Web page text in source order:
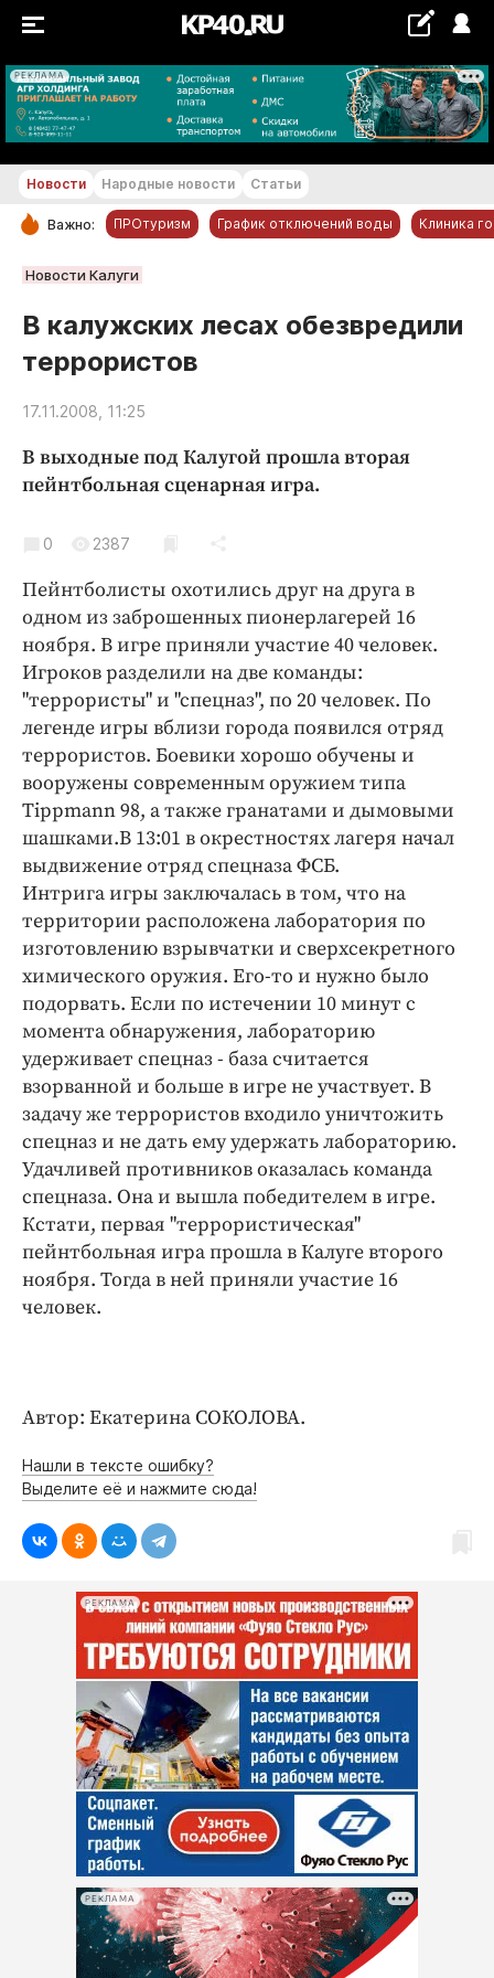
РЕКЛАМА
+16...+17 °С
РУБРИКИ
Новости компаний
Статьи
Народные новости
Благоустройство
Культура
Недвижимость и ЖКХ
Образование
Общество
Погода
Праздники
Происшествия
Спорт
Экономика и бизнес
ПРОЕКТЫ
Блоги
Издания
Медиаперсона
Интересное чтиво
Клиника года
Бренд года
Работодатель года
Новости Народные новости Статьи
Важно: ПРОтуризм График отключений воды Клиника
Новости Калуги
В калужских лесах обезвредили
террористов
17.11.2008, 11:25
В выходные под Калугой прошла вторая
пейнтбольная сценарная игра.
0 2387
Пейнтболисты охотились друг на друга в
одном из заброшенных пионерлагерей 16
ноября. В игре приняли участие 40 человек.
Игроков разделили на две команды:
"террористы" и "спецназ", по 20 человек. По
легенде игры вблизи города появился отряд
террористов. Боевики хорошо обучены и
вооружены современным оружием типа
Tippmann 98, а также гранатами и дымовыми
шашками.В 13:01 в окрестностях лагеря начал
выдвижение отряд спецназа ФСБ.
Интрига игры заключалась в том, что на
территории расположена лаборатория по
изготовлению взрывчатки и сверхсекретного
химического оружия. Его-то и нужно было
подорвать. Если по истечении 10 минут с
момента обнаружения, лабораторию
удерживает спецназ - база считается
взорванной и больше в игре не участвует. В
задачу же террористов входило уничтожить
спецназ и не дать ему удержать лабораторию.
Удачливей противников оказалась команда
спецназа. Она и вышла победителем в игре.
Кстати, первая "террористическая"
пейнтбольная игра прошла в Калуге второго
ноября. Тогда в ней приняли участие 16
человек.
Автор: Екатерина СОКОЛОВА.
Нашли в тексте ошибку?
Выделите её и нажмите сюда!
РЕКЛАМА
РЕКЛАМА